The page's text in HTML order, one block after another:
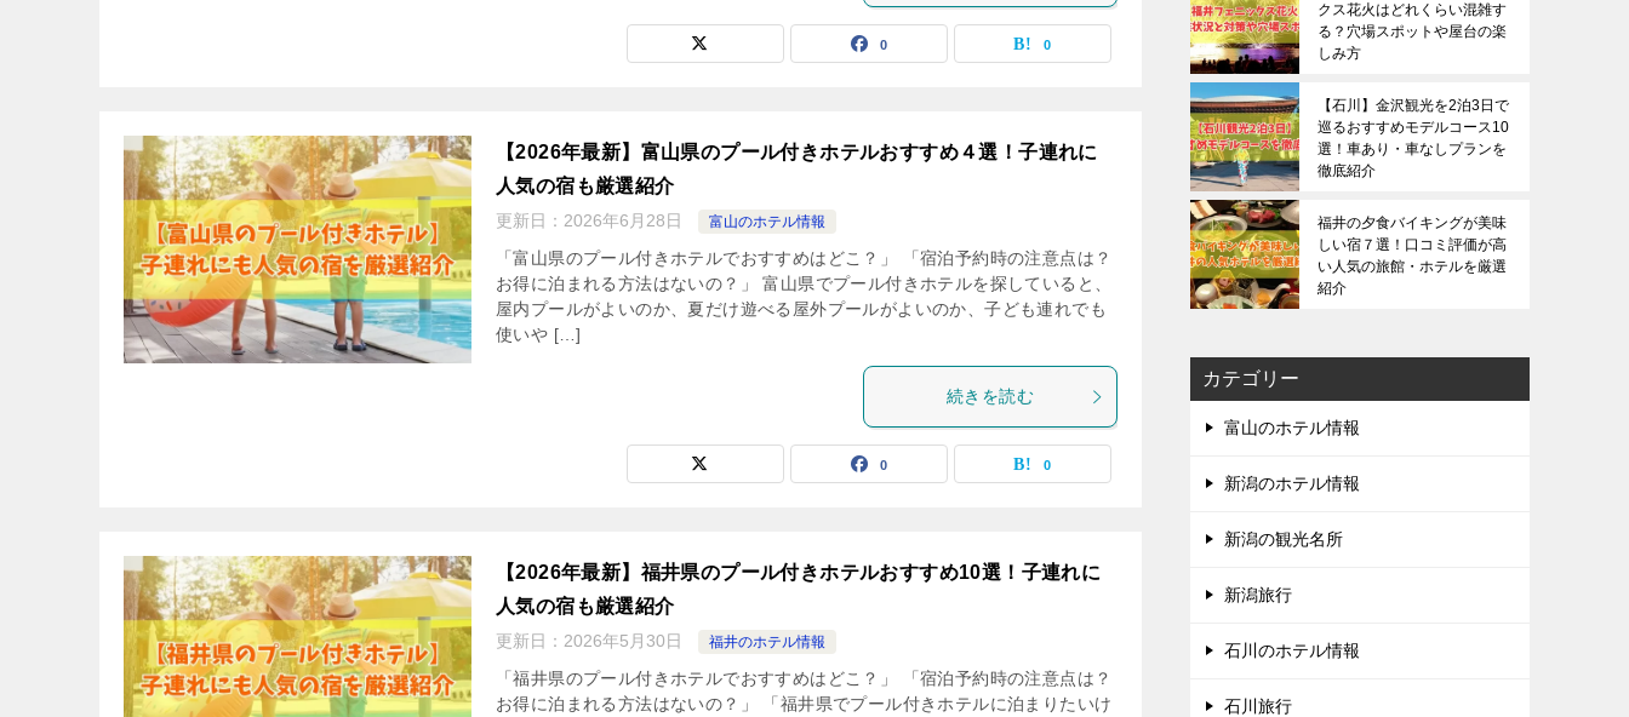
0 0
【2026年最新】富山県のプール付きホテルおすすめ４選！子連れに
人気の宿も厳選紹介
更新日： 2026年6月28日 富山のホテル情報
「富山県のプール付きホテルでおすすめはどこ？」 「宿泊予約時の注意点は？
お得に泊まれる方法はないの？」 富山県でプール付きホテルを探していると、
屋内プールがよいのか、夏だけ遊べる屋外プールがよいのか、子ども連れでも
使いや […]
続きを読む
0 0
【2026年最新】福井県のプール付きホテルおすすめ10選！子連れに
人気の宿も厳選紹介
更新日： 2026年5月30日 福井のホテル情報
「福井県のプール付きホテルでおすすめはどこ？」 「宿泊予約時の注意点は？
お得に泊まれる方法はないの？」 「福井県でプール付きホテルに泊まりたいけ
クス花火はどれくらい混雑す
る？穴場スポットや屋台の楽
しみ方
【石川】金沢観光を2泊3日で
巡るおすすめモデルコース10
選！車あり・車なしプランを
徹底紹介
福井の夕食バイキングが美味
しい宿７選！口コミ評価が高
い人気の旅館・ホテルを厳選
紹介
カテゴリー
富山のホテル情報
新潟のホテル情報
新潟の観光名所
新潟旅行
石川のホテル情報
石川旅行